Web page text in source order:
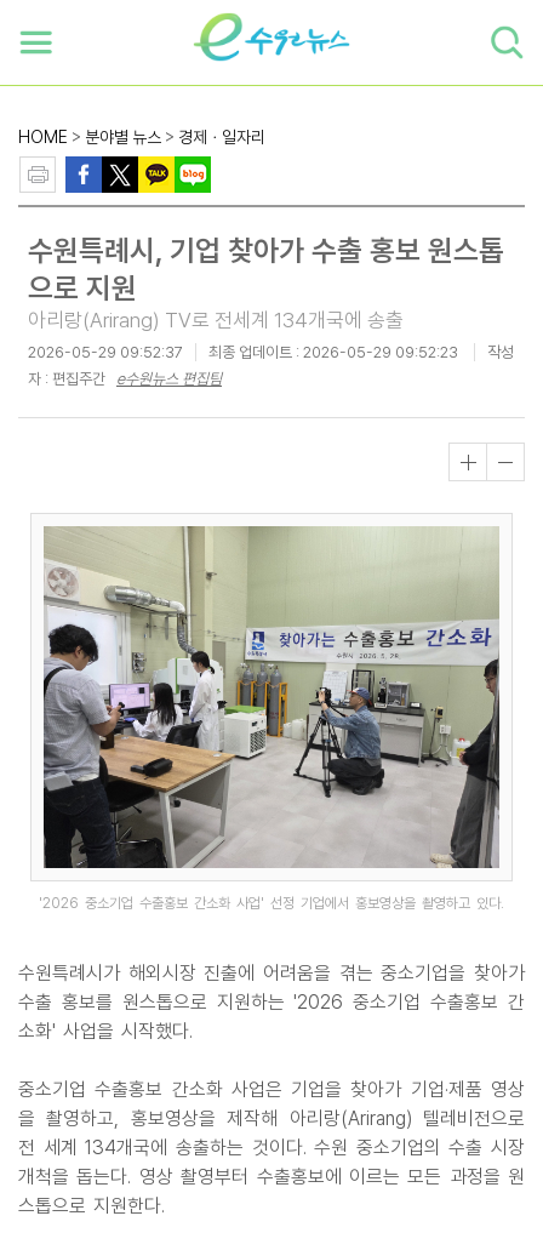
HOME > 분야별 뉴스 > 경제ㆍ일자리
수원특례시, 기업 찾아가 수출 홍보 원스톱
으로 지원
아리랑(Arirang) TV로 전세계 134개국에 송출
2026-05-29 09:52:37 최종 업데이트 : 2026-05-29 09:52:23
작성
자 : 편집주간 e수원뉴스 편집팀
'2026 중소기업 수출홍보 간소화 사업' 선정 기업에서 홍보영상을 촬영하고 있다.
수원특례시가 해외시장 진출에 어려움을 겪는 중소기업을 찾아가
수출 홍보를 원스톱으로 지원하는 '2026 중소기업 수출홍보 간
소화' 사업을 시작했다.
중소기업 수출홍보 간소화 사업은 기업을 찾아가 기업·제품 영상
을 촬영하고, 홍보영상을 제작해 아리랑(Arirang) 텔레비전으로
전 세계 134개국에 송출하는 것이다. 수원 중소기업의 수출 시장
개척을 돕는다. 영상 촬영부터 수출홍보에 이르는 모든 과정을 원
스톱으로 지원한다.